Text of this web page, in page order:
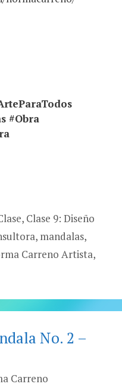
#Obra
, Clase 9: Diseño
, mandalas,
Carreno Artista,
No. 2 –
Carreno